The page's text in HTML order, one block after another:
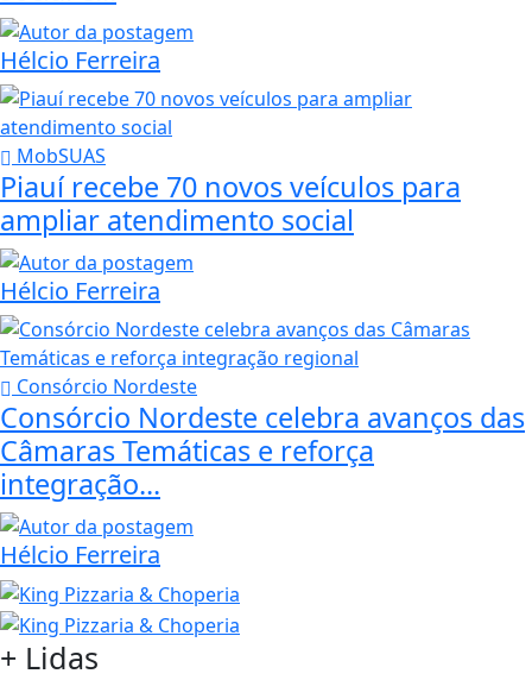
Hélcio Ferreira
MobSUAS
Piauí recebe 70 novos veículos para
ampliar atendimento social
Hélcio Ferreira
Consórcio Nordeste
Consórcio Nordeste celebra avanços das
Câmaras Temáticas e reforça
integração...
Hélcio Ferreira
+ Lidas